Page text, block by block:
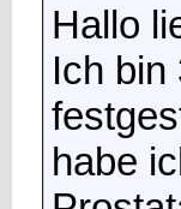
Hallo
Ich bin
habe